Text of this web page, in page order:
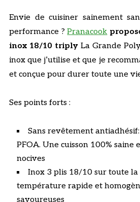
Envie de cuisiner sainement
performance ?Pranacook
inox 18/10 triplyLa Grande
inox que j’utilise et que je
et conçue pour durer toute une
Ses points forts :
Sans revêtement antiadhésif:
PFOA. Une cuisson 100% saine
nocives
Inox 3 plis 18/10 sur toute la
température rapide et
savoureuses